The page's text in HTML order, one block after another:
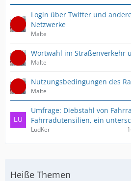
Login über Twitter und
Netzwerke
Malte
Wortwahl im Straßenverkehr
Malte
Nutzungsbedingungen des
Malte
Umfrage: Diebstahl von
Fahrradutensilien, ein
LudKer
Heiße Themen